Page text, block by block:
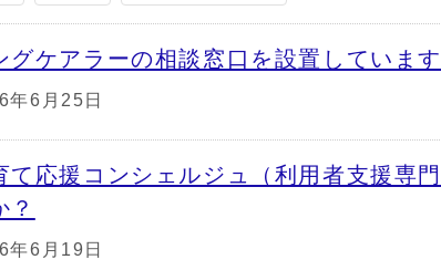
グケアラーの相談窓口を設置しています
年6月25日
て応援コンシェルジュ（利用者支援専
？
年6月19日